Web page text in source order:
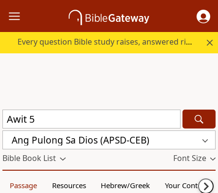
Every question Bible study raises, answered right here.
Ang Pulong Sa Dios (APSD-CEB)
Bible Book List Font Size
Passage Resources Hebrew/Greek Your Content